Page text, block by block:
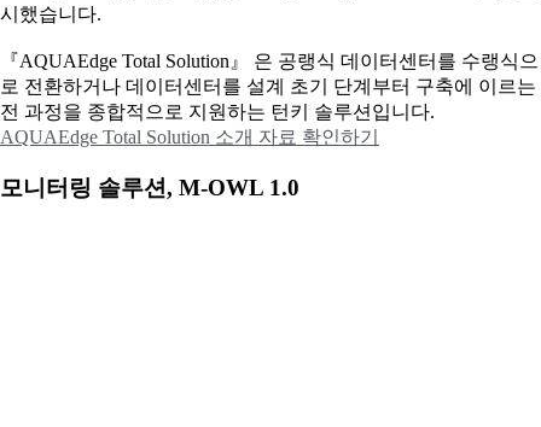
시했습니다.
『AQUAEdge Total Solution』 은 공랭식 데이터센터를 수랭식으
로 전환하거나 데이터센터를 설계 초기 단계부터 구축에 이르는
전 과정을 종합적으로 지원하는 턴키 솔루션입니다.
AQUAEdge Total Solution 소개 자료 확인하기
모니터링 솔루션, M-OWL 1.0